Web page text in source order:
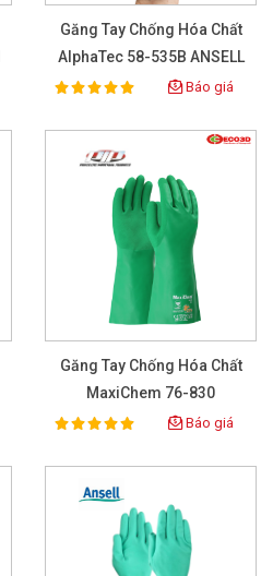
Găng Tay Chống Hóa Chất
AlphaTec 58-535B ANSELL
Rating:
100% Báo giá
Găng Tay Chống Hóa Chất
MaxiChem 76-830
Rating:
100% Báo giá